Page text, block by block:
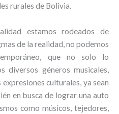
rurales de Bolivia.
estamos rodeados de
de la realidad, no podemos
que no solo lo
diversos géneros musicales,
culturales, ya sean
en busca de lograr una auto
como músicos, tejedores,